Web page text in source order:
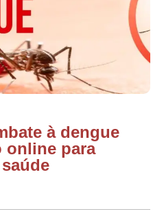
à dengue
online para